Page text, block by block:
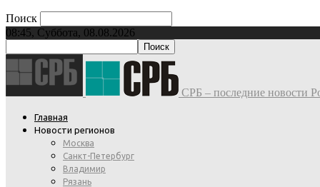
Поиск
08:45, Суббота, 08.08.2026
СРБ – последние новости
Главная
Новости регионов
Москва
Санкт-Петербург
Владимир
Рязань